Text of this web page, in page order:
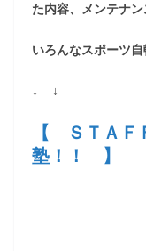
た内容、メンテナ
いろんなスポーツ
↓ ↓
【 ＳＴＡ
塾！！ 】